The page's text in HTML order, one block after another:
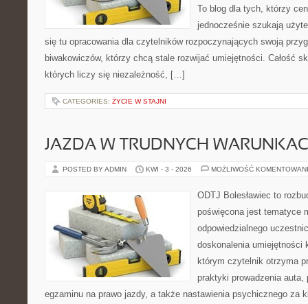
To blog dla tych, którzy
jednocześnie szukają
się tu opracowania dla czytelników rozpoczynających swoją
biwakowiczów, którzy chcą stale rozwijać umiejętności. Całość
których liczy się niezależność, […]
CATEGORIES: ŻYCIE W STAJNI
JAZDA W TRUDNYCH
POSTED BY ADMIN KWI - 3 - 2026 MOŻLIWOŚĆ
ODTJ Bolesławiec to
poświęcona jest tematyce
odpowiedzialnego
doskonalenia umiejętności
którym czytelnik otrzyma
praktyki prowadzenia auta,
egzaminu na prawo jazdy, a także nastawienia psychicznego za